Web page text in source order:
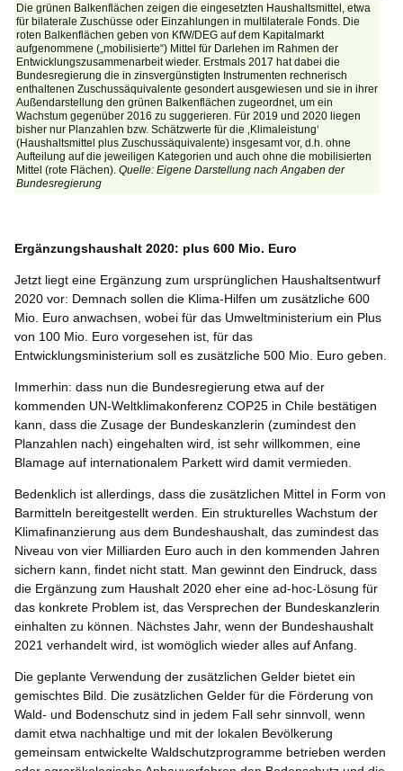
Die grünen Balkenflächen zeigen die eingesetzten Haushaltsmittel, etwa
für bilaterale Zuschüsse oder Einzahlungen in multilaterale Fonds. Die
roten Balkenflächen geben von KfW/DEG auf dem Kapitalmarkt
aufgenommene („mobilisierte“) Mittel für Darlehen im Rahmen der
Entwicklungszusammenarbeit wieder. Erstmals 2017 hat dabei die
Bundesregierung die in zinsvergünstigten Instrumenten rechnerisch
enthaltenen Zuschussäquivalente gesondert ausgewiesen und sie in ihrer
Außendarstellung den grünen Balkenflächen zugeordnet, um ein
Wachstum gegenüber 2016 zu suggerieren. Für 2019 und 2020 liegen
bisher nur Planzahlen bzw. Schätzwerte für die ‚Klimaleistung‘
(Haushaltsmittel plus Zuschussäquivalente) insgesamt vor, d.h. ohne
Aufteilung auf die jeweiligen Kategorien und auch ohne die mobilisierten
Mittel (rote Flächen). Quelle: Eigene Darstellung nach Angaben der
Bundesregierung
Ergänzungshaushalt 2020: plus 600 Mio. Euro
Jetzt liegt eine Ergänzung zum ursprünglichen Haushaltsentwurf
2020 vor: Demnach sollen die Klima-Hilfen um zusätzliche 600
Mio. Euro anwachsen, wobei für das Umweltministerium ein Plus
von 100 Mio. Euro vorgesehen ist, für das
Entwicklungsministerium soll es zusätzliche 500 Mio. Euro geben.
Immerhin: dass nun die Bundesregierung etwa auf der
kommenden UN-Weltklimakonferenz COP25 in Chile bestätigen
kann, dass die Zusage der Bundeskanzlerin (zumindest den
Planzahlen nach) eingehalten wird, ist sehr willkommen, eine
Blamage auf internationalem Parkett wird damit vermieden.
Bedenklich ist allerdings, dass die zusätzlichen Mittel in Form von
Barmitteln bereitgestellt werden. Ein strukturelles Wachstum der
Klimafinanzierung aus dem Bundeshaushalt, das zumindest das
Niveau von vier Milliarden Euro auch in den kommenden Jahren
sichern kann, findet nicht statt. Man gewinnt den Eindruck, dass
die Ergänzung zum Haushalt 2020 eher eine ad-hoc-Lösung für
das konkrete Problem ist, das Versprechen der Bundeskanzlerin
einhalten zu können. Nächstes Jahr, wenn der Bundeshaushalt
2021 verhandelt wird, ist womöglich wieder alles auf Anfang.
Die geplante Verwendung der zusätzlichen Gelder bietet ein
gemischtes Bild. Die zusätzlichen Gelder für die Förderung von
Wald- und Bodenschutz sind in jedem Fall sehr sinnvoll, wenn
damit etwa nachhaltige und mit der lokalen Bevölkerung
gemeinsam entwickelte Waldschutzprogramme betrieben werden